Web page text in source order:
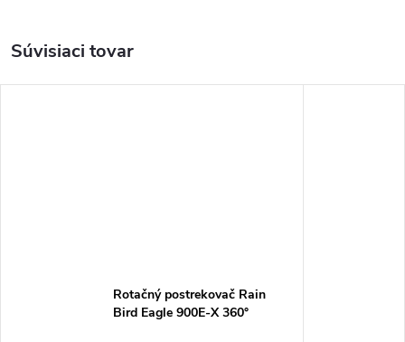
Súvisiaci tovar
Rotačný postrekovač Rain
Bird Eagle 900E-X 360°